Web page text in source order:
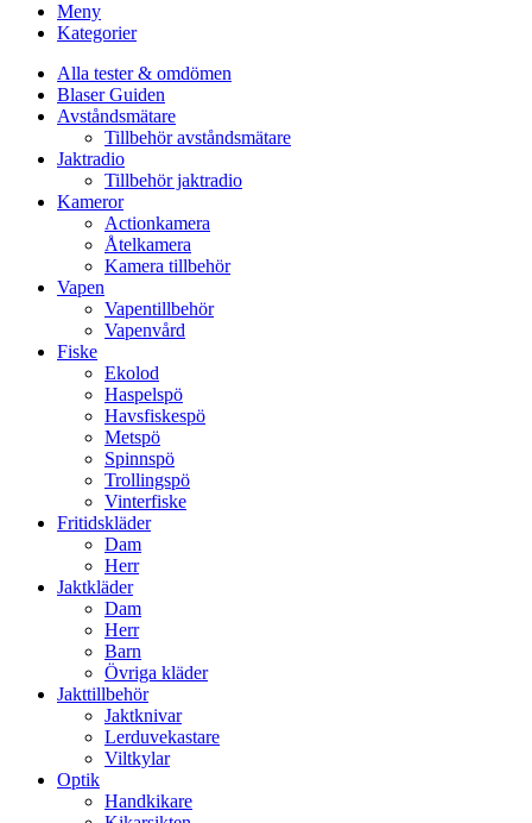
Meny
Kategorier
Alla tester & omdömen
Blaser Guiden
Avståndsmätare
Tillbehör avståndsmätare
Jaktradio
Tillbehör jaktradio
Kameror
Actionkamera
Åtelkamera
Kamera tillbehör
Vapen
Vapentillbehör
Vapenvård
Fiske
Ekolod
Haspelspö
Havsfiskespö
Metspö
Spinnspö
Trollingspö
Vinterfiske
Fritidskläder
Dam
Herr
Jaktkläder
Dam
Herr
Barn
Övriga kläder
Jakttillbehör
Jaktknivar
Lerduvekastare
Viltkylar
Optik
Handkikare